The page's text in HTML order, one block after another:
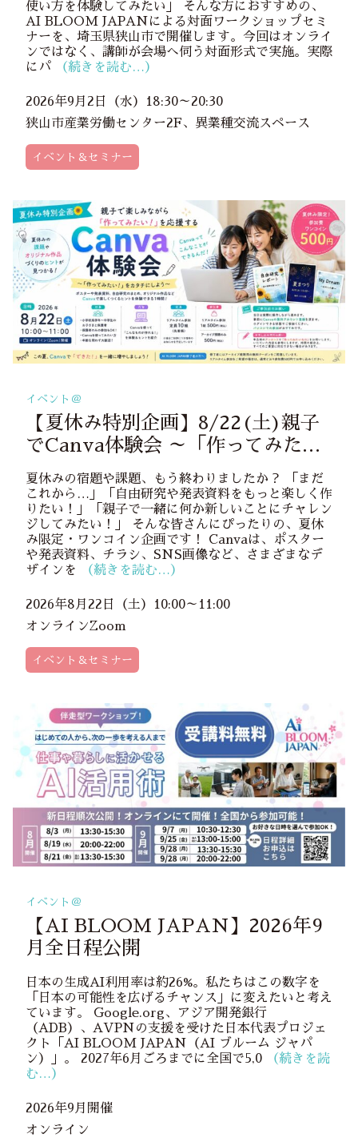
使い方を体験してみたい」 そんな方におすすめの、
AI BLOOM JAPANによる対面ワークショップセミ
ナーを、埼玉県狭山市で開催します。今回はオンライ
ンではなく、講師が会場へ伺う対面形式で実施。実際
にパ
（続きを読む…）
2026年9月2日（水）18:30～20:30
狭山市産業労働センター2F、異業種交流スペース
イベント＆セミナー
イベント＠
【夏休み特別企画】8/22(土)親子
でCanva体験会 ～「作ってみた
い！」をカタチにしよう～
夏休みの宿題や課題、もう終わりましたか？ 「まだ
これから…」「自由研究や発表資料をもっと楽しく作
りたい！」「親子で一緒に何か新しいことにチャレン
ジしてみたい！」 そんな皆さんにぴったりの、夏休
み限定・ワンコイン企画です！ Canvaは、ポスター
や発表資料、チラシ、SNS画像など、さまざまなデ
ザインを
（続きを読む…）
2026年8月22日（土）10:00～11:00
オンラインZoom
イベント＆セミナー
イベント＠
【AI BLOOM JAPAN】2026年9
月全日程公開
日本の生成AI利用率は約26%。私たちはこの数字を
「日本の可能性を広げるチャンス」に変えたいと考え
ています。 Google.org、アジア開発銀行
（ADB）、AVPNの支援を受けた日本代表プロジェ
クト「AI BLOOM JAPAN（AI ブルーム ジャパ
ン）」。 2027年6月ごろまでに全国で5,0
（続きを読
む…）
2026年9月開催
オンライン